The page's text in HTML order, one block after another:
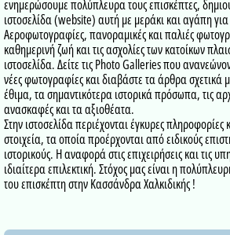
ενημερώσουμε πολύπλευρα τους επισκέπτες,
ιστοσελίδα (website) αυτή με μεράκι και αγάπη
Αεροφωτογραφίες, πανοραμικές και παλιές
καθημερινή ζωή και τις ασχολίες των κατοίκων
ιστοσελίδα. Δείτε τις Photo Galleries που
νέες φωτογραφίες και διαβάστε τα άρθρα σχετικά
έθιμα, τα σημαντικότερα ιστορικά πρόσωπα, τις
ανασκαφές και τα αξιοθέατα.
Στην ιστοσελίδα περιέχονται έγκυρες πληροφορίες
στοιχεία, τα οποία προέρχονται από ειδικούς
ιστορικούς. Η αναφορά στις επιχειρήσεις και τις
ιδιαίτερα επιλεκτική. Στόχος μας είναι η
του επισκέπτη στην Κασσάνδρα Χαλκιδικής !